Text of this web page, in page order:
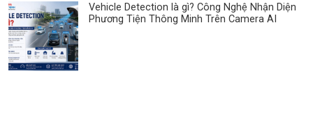
Vehicle Detection là gì? Công Nghệ Nhận Diện
Phương Tiện Thông Minh Trên Camera AI